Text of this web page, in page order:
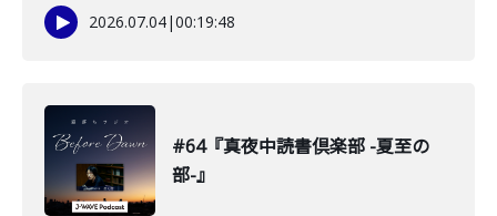
2026.07.04|00:19:48
#64『真夜中読書倶楽部 -夏至の
部-』